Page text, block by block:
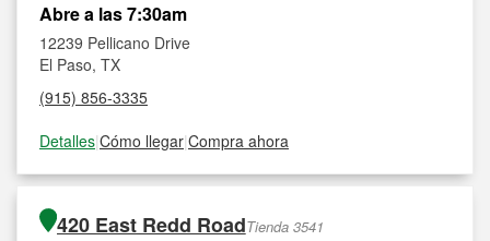
Abre a las 7:30am
12239 Pellicano Drive
El Paso, TX
(915) 856-3335
Detalles|Cómo llegar|Compra ahora
420 East Redd RoadTienda 3541